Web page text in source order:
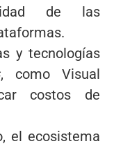
de las
y tecnologías
como Visual
costos de
el ecosistema